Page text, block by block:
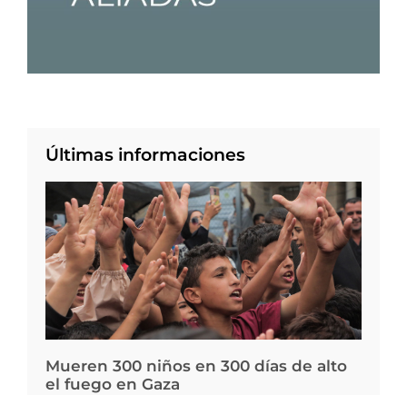
Últimas informaciones
Mueren 300 niños en 300 días de alto
el fuego en Gaza